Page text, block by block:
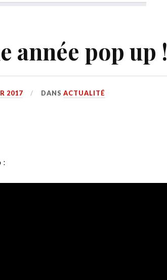
année pop up !
2017 DANSACTUALITÉ
: